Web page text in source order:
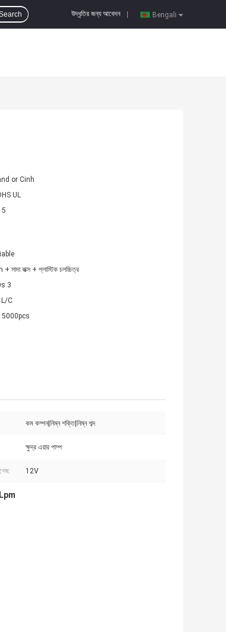
Bengali
উদ্ধৃতির জন্য আবেদন
or Cinh
UL
সাদা বাক্স + প্লাস্টিক চলচ্চিত্র
3
L/C
5000pcs
কম কম্পন|নিম্ন শক্তি|নিম্ন শব্দ
ক্ষুদ্র এয়ার পাম্প
12V